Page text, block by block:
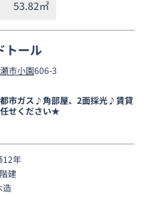
53.82㎡
トール
市小園606-3
市ガス♪角部屋、2面採光♪賃貸
せください★
12年
建
造